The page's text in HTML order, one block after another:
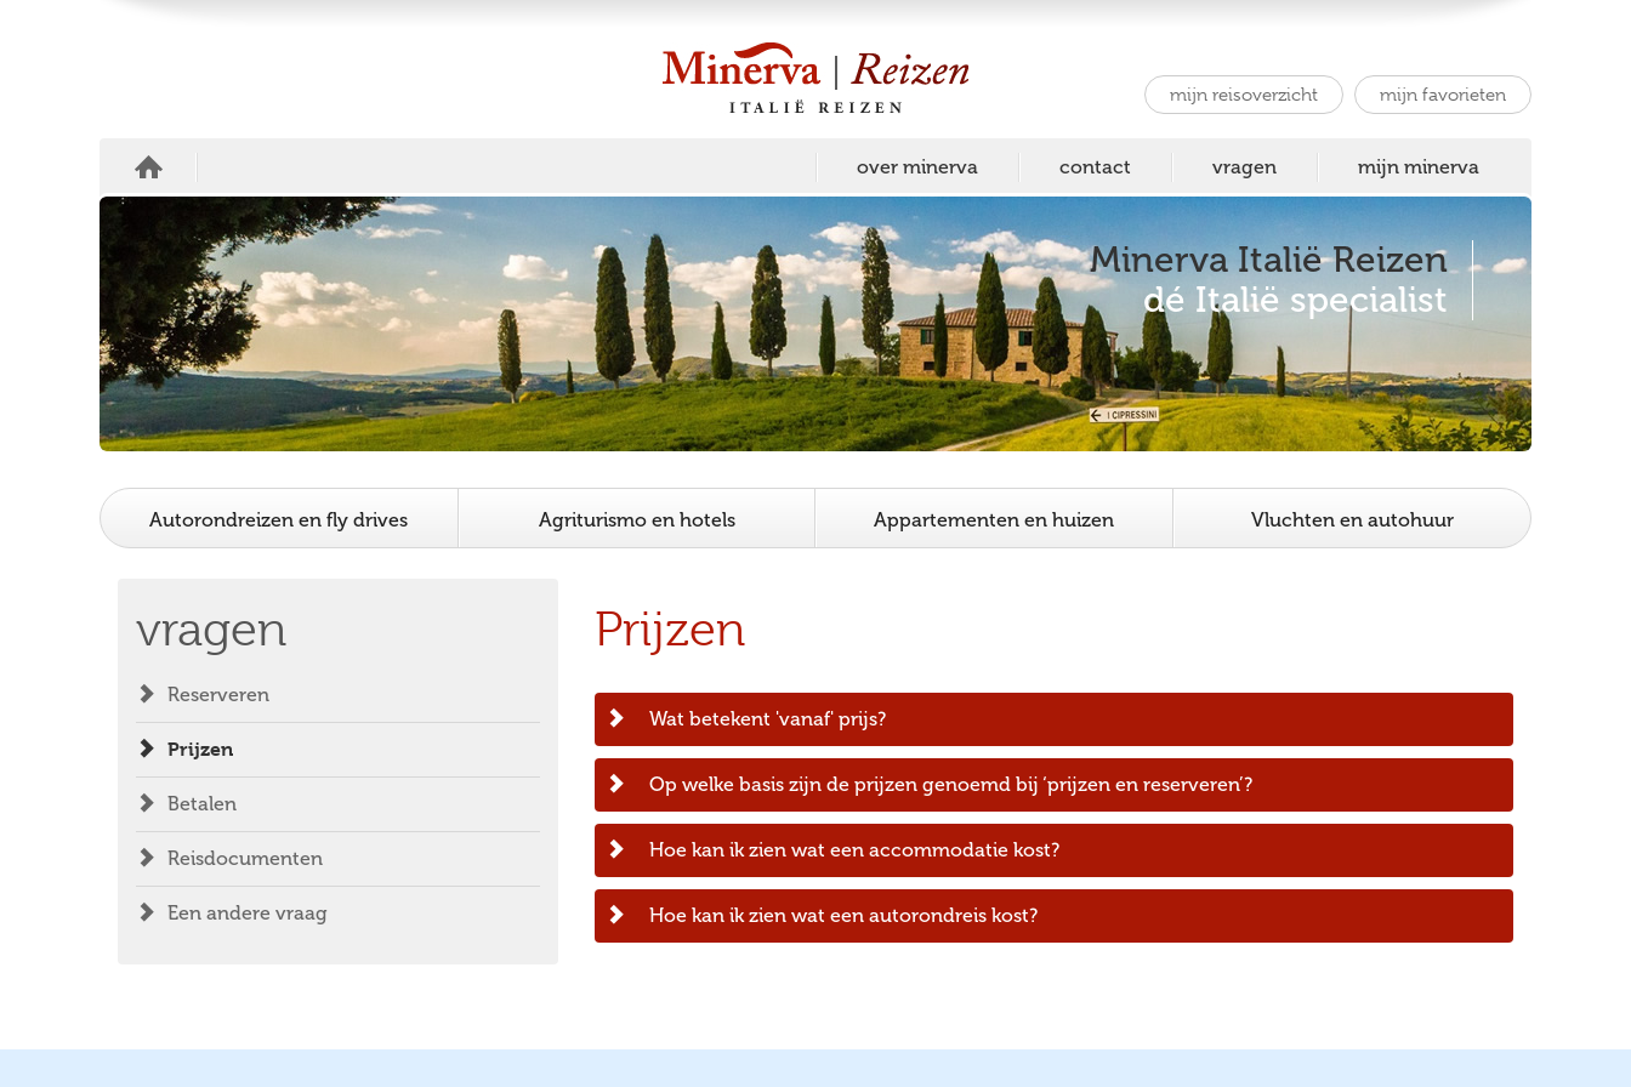
mijn reisoverzicht mijn favorieten
over minerva contact vragen mijn minerva
Minerva Italië Reizen
dé Italië specialist
Autorondreizen en fly drives Agriturismo en hotels Appartementen en huizen Vluchten en autohuur
vragen
Reserveren
Prijzen
Betalen
Reisdocumenten
Een andere vraag
Prijzen
Wat betekent 'vanaf' prijs?
Op welke basis zijn de prijzen genoemd bij ‘prijzen en reserveren’?
Hoe kan ik zien wat een accommodatie kost?
Hoe kan ik zien wat een autorondreis kost?